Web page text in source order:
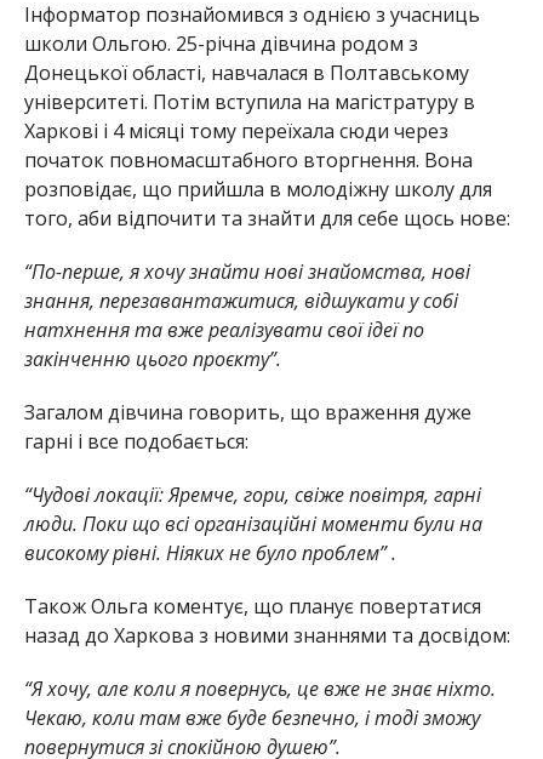
Інформатор познайомився з однією з учасниць
школи Ольгою. 25-річна дівчина родом з
Донецької області, навчалася в Полтавському
університеті. Потім вступила на магістратуру в
Харкові і 4 місяці тому переїхала сюди через
початок повномасштабного вторгнення. Вона
розповідає, що прийшла в молодіжну школу для
того, аби відпочити та знайти для себе щось нове:
“По-перше, я хочу знайти нові знайомства, нові
знання, перезавантажитися, відшукати у собі
натхнення та вже реалізувати свої ідеї по
закінченню цього проєкту”.
Загалом дівчина говорить, що враження дуже
гарні і все подобається:
“Чудові локації: Яремче, гори, свіже повітря, гарні
люди. Поки що всі організаційні моменти були на
високому рівні. Ніяких не було проблем” .
Також Ольга коментує, що планує повертатися
назад до Харкова з новими знаннями та досвідом:
“Я хочу, але коли я повернусь, це вже не знає ніхто.
Чекаю, коли там вже буде безпечно, і тоді зможу
повернутися зі спокійною душею”.